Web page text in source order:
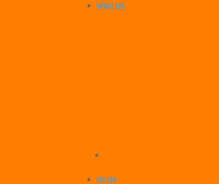
SPACE 125
F15 125